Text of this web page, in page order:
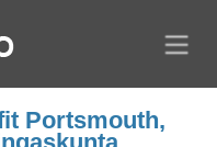
Portsmouth,